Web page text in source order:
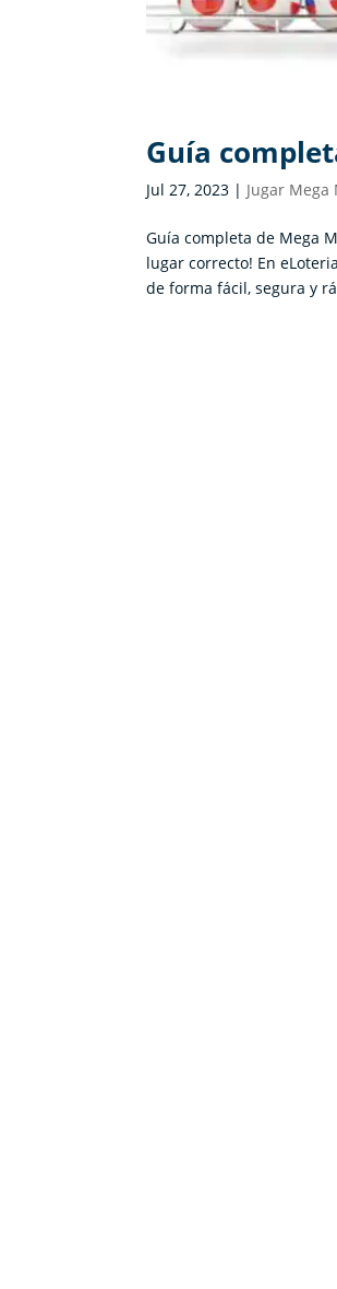
Guía
Jul 27, 2023 | Jugar
Guía completa de Mega
lugar correcto! En
de forma fácil, segura y